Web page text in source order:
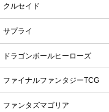
クルセイド
サプライ
ドラゴンボールヒーローズ
ファイナルファンタジーTCG
ファンタズマゴリア